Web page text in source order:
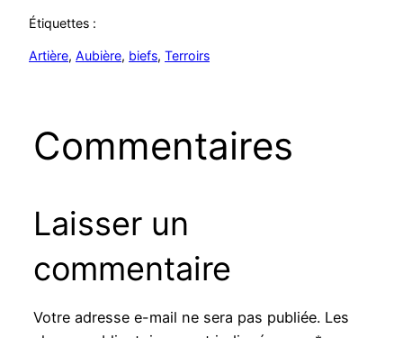
Étiquettes :
Artière, Aubière, biefs, Terroirs
Commentaires
Laisser un
commentaire
Votre adresse e-mail ne sera pas publiée. Les